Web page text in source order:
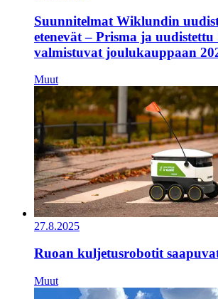
Suunnitelmat Wiklundin
etenevät – Prisma ja uudistettu
valmistuvat joulukauppaan
Muut
27.8.2025
Ruoan kuljetusrobotit
Muut